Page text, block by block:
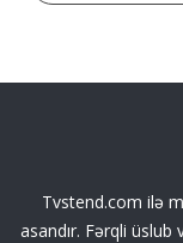
Tvstend.com ilə
asandır. Fərqli